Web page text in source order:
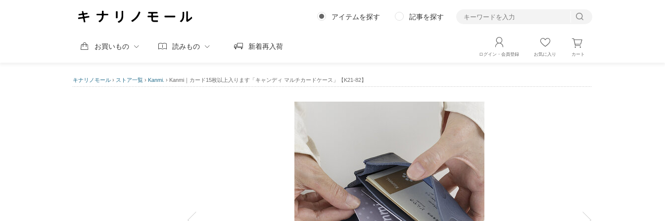
アイテムを探す 記事を探す
お買いもの 読みもの 新着再入荷
ログイン・会員登録 お気に入り カート
キナリノモール › ストア一覧 › Kanmi. › Kanmi｜カード15枚以上入ります「キャンディ マルチカードケース」【K21-82】